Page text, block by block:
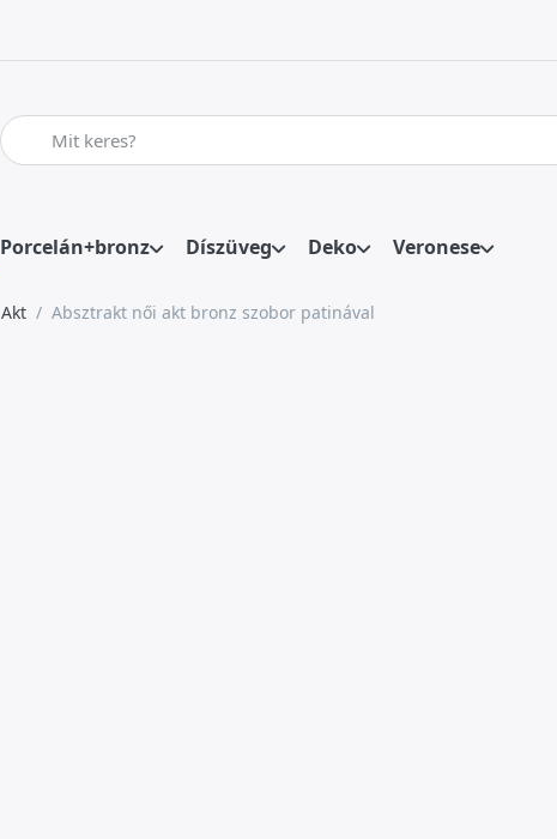
Adja meg a keresőszót. Az első találatok automatikusan
Porcelán+bronz Díszüveg Deko Veronese
Akt Absztrakt női akt bronz szobor patinával